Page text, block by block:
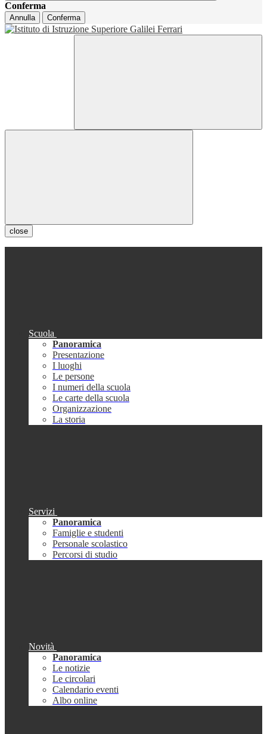
Conferma
Annulla Conferma
close
Scuola
Panoramica
Presentazione
I luoghi
Le persone
I numeri della scuola
Le carte della scuola
Organizzazione
La storia
Servizi
Panoramica
Famiglie e studenti
Personale scolastico
Percorsi di studio
Novità
Panoramica
Le notizie
Le circolari
Calendario eventi
Albo online